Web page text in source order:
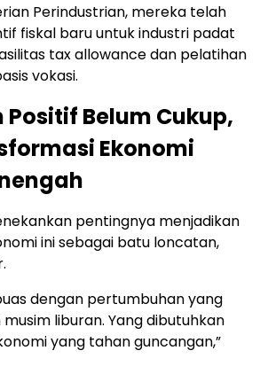
Perindustrian, mereka telah
fiskal baru untuk industri padat
tax allowance dan pelatihan
vokasi.
Belum Cukup,
Ekonomi
pentingnya menjadikan
ini sebagai batu loncatan,
dengan pertumbuhan yang
liburan. Yang dibutuhkan
yang tahan guncangan,”